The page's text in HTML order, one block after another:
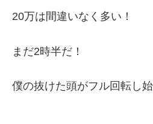
20万は間違いなく多い！
まだ2時半だ！
僕の抜けた頭がフル回転し始